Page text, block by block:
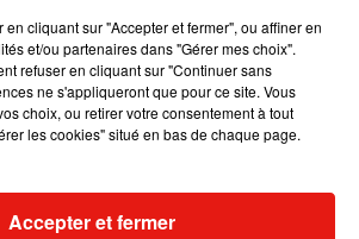
7 août 2026
Julien Lieb s’essaye à la vie de chatelain
dans son nouveau clip
en cliquant sur "Accepter et fermer", ou affiner en
et/ou partenaires dans "Gérer mes choix".
refuser en cliquant sur "Continuer sans
ne s'appliqueront que pour ce site. Vous
choix, ou retirer votre consentement à tout
les cookies" situé en bas de chaque page.
Accepter et fermer